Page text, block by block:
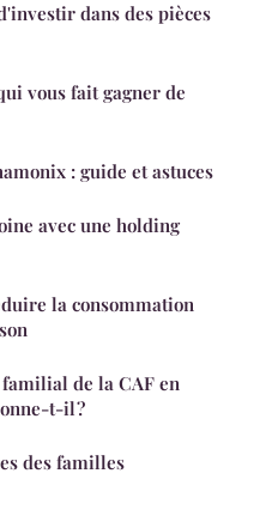
dans des pièces
vous fait gagner de
: guide et astuces
avec une holding
la consommation
de la CAF en
t-il ?
des familles